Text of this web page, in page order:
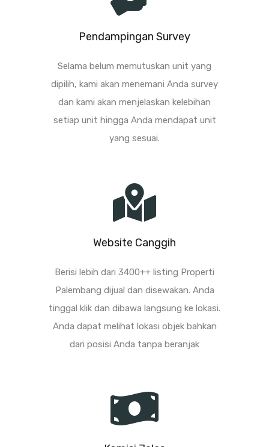
Pendampingan Survey
Selama belum memutuskan unit yang
dipilih, kami akan menemani Anda survey
dan kami akan menjelaskan kelebihan
setiap unit hingga Anda mendapat unit
yang sesuai.
Website Canggih
Berisi lebih dari 3400++ listing Properti
Palembang dijual dan disewakan. Anda
tinggal klik dan dibawa langsung ke lokasi.
Anda dapat melihat lokasi objek bahkan
dari posisi Anda tanpa beranjak